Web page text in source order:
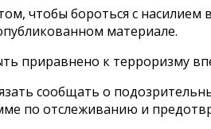
чтобы бороться с
материале.
приравнено к терроризму
сообщать о
по отслеживанию и